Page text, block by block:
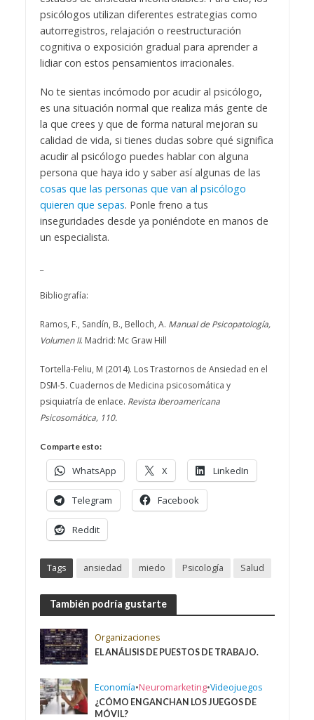
psicólogos utilizan diferentes estrategias como
autorregistros, relajación o reestructuración
cognitiva o exposición gradual para aprender a
lidiar con estos pensamientos irracionales.
No te sientas incómodo por acudir al psicólogo,
es una situación normal que realiza más gente de
la que crees y que de forma natural mejoran su
calidad de vida, si tienes dudas sobre qué significa
acudir al psicólogo puedes hablar con alguna
persona que haya ido y saber así algunas de las
cosas que las personas que van al psicólogo
quieren que sepas. Ponle freno a tus
inseguridades desde ya poniéndote en manos de
un especialista.
Bibliografía:
Ramos, F., Sandín, B., Belloch, A. Manual de Psicopatología,
Volumen II. Madrid: Mc Graw Hill
Tortella-Feliu, M (2014). Los Trastornos de Ansiedad en el
DSM-5. Cuadernos de Medicina psicosomática y
psiquiatría de enlace. Revista Iberoamericana
Psicosomática, 110.
Comparte esto:
WhatsApp X LinkedIn
Telegram Facebook
Reddit
Tags ansiedad miedo Psicología Salud
También podría gustarte
Organizaciones
EL ANÁLISIS DE PUESTOS DE TRABAJO.
Economía•Neuromarketing•Videojuegos
¿CÓMO ENGANCHAN LOS JUEGOS DE
MÓVIL?